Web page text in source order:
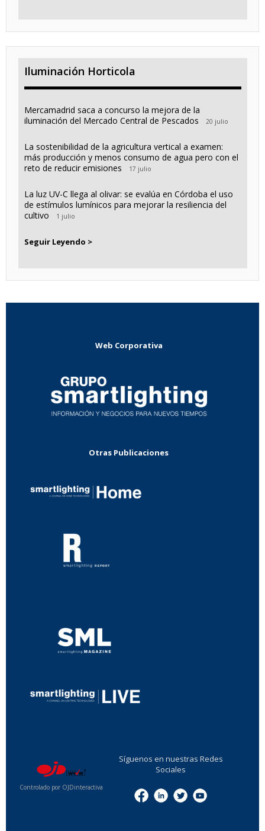
Iluminación Horticola
Mercamadrid saca a concurso la mejora de la
iluminación del Mercado Central de Pescados
20 julio
La sostenibilidad de la agricultura vertical a examen:
más producción y menos consumo de agua pero con el
reto de reducir emisiones
17 julio
La luz UV-C llega al olivar: se evalúa en Córdoba el uso
de estímulos lumínicos para mejorar la resiliencia del
cultivo
1 julio
Seguir Leyendo >
Web Corporativa
Otras Publicaciones
Controlado por OJDinteractiva
Síguenos en nuestras Redes
Sociales